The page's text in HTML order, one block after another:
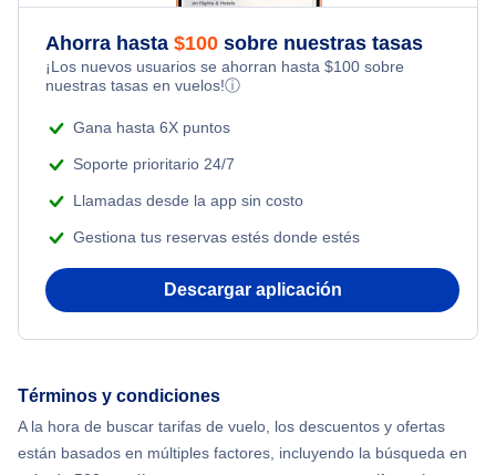
Flights Under $49
Flights Under $99
Flights Under $199
Honeymoon Vacations
Adventure Vacations
Ahorra hasta $100 sobre nuestras tasas
¡Los nuevos usuarios se ahorran hasta $100 sobre
nuestras tasas en vuelos!ⓘ
Gana hasta 6X puntos
Soporte prioritario 24/7
Llamadas desde la app sin costo
Gestiona tus reservas estés donde estés
Descargar aplicación
Términos y condiciones
A la hora de buscar tarifas de vuelo, los descuentos y ofertas
están basados en múltiples factores, incluyendo la búsqueda en